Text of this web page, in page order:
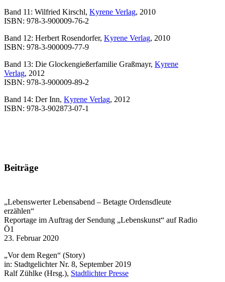
Band 11: Wilfried Kirschl, Kyrene Verlag, 2010
ISBN: 978-3-900009-76-2
Band 12: Herbert Rosendorfer, Kyrene Verlag, 2010
ISBN: 978-3-900009-77-9
Band 13: Die Glockengießerfamilie Graßmayr, Kyrene
Verlag, 2012
ISBN: 978-3-900009-89-2
Band 14: Der Inn, Kyrene Verlag, 2012
ISBN: 978-3-902873-07-1
Beiträge
„Lebenswerter Lebensabend – Betagte Ordensdleute
erzählen“
Reportage im Auftrag der Sendung „Lebenskunst“ auf Radio
Ö1
23. Februar 2020
„Vor dem Regen“ (Story)
in: Stadtgelichter Nr. 8, September 2019
Ralf Zühlke (Hrsg.), Stadtlichter Presse